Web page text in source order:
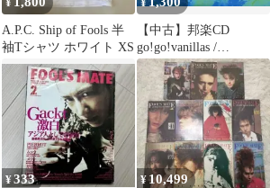
¥
A.P.C. Ship of Fools 半
袖Tシャツ ホワイト XS
¥
【中古】邦楽CD
go!go!vanillas /
FOOLs[DVD付初回限定
盤]
¥333 ¥10,499